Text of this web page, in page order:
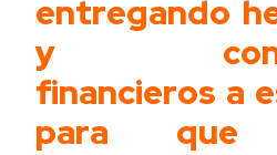
entregando
y
financieros a
para que